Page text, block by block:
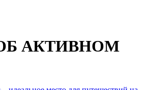
АКТИВНОМ